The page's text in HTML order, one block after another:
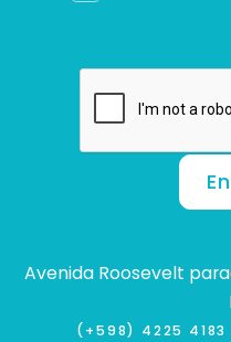
Avenida Roosevelt
(+598) 4225 4183